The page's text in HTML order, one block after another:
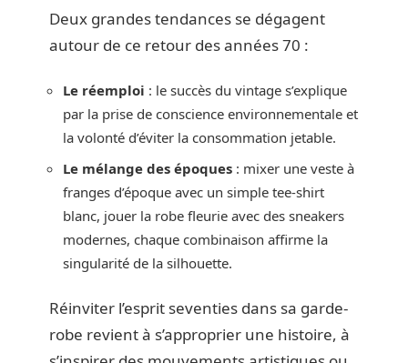
Deux grandes tendances se dégagent
autour de ce retour des années 70 :
Le réemploi : le succès du vintage s’explique
par la prise de conscience environnementale et
la volonté d’éviter la consommation jetable.
Le mélange des époques : mixer une veste à
franges d’époque avec un simple tee-shirt
blanc, jouer la robe fleurie avec des sneakers
modernes, chaque combinaison affirme la
singularité de la silhouette.
Réinviter l’esprit seventies dans sa garde-
robe revient à s’approprier une histoire, à